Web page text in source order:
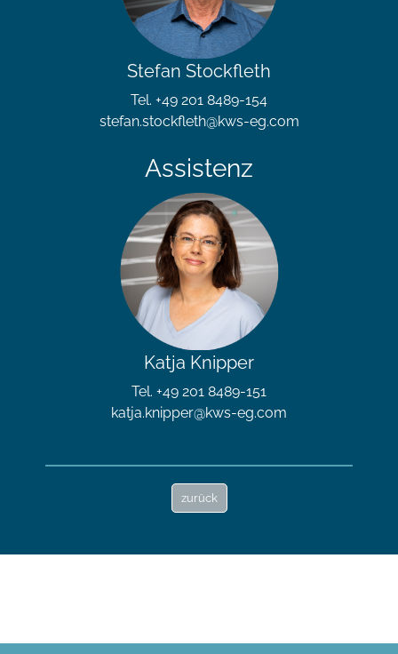
Stefan Stockfleth
Tel. +49 201 8489-154
stefan.stockfleth@kws-eg.com
Assistenz
Katja Knipper
Tel. +49 201 8489-151
katja.knipper@kws-eg.com
zurück